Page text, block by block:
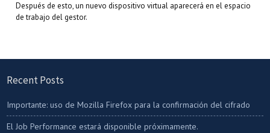
Después de esto, un nuevo dispositivo virtual aparecerá en el espacio
de trabajo del gestor.
Recent Posts
Importante: uso de Mozilla Firefox para la confirmación del cifrado
El Job Performance estará disponible próximamente.